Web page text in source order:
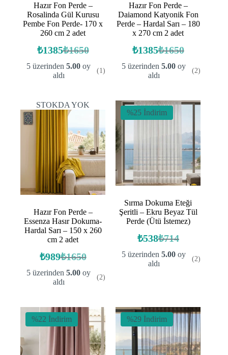
Hazır Fon Perde –
Rosalinda Gül Kurusu
Pembe Fon Perde- 170 x
260 cm 2 adet
₺1650
Orijinal
fiyat:
₺1650.
₺1385Şu
andaki
fiyat:
5 üzerinden5.00 oy
aldı
(1)
Hazır Fon Perde –
Daiamond Katyonik Fon
Perde – Hardal Sarı – 180
x 270 cm 2 adet
₺1650
Orijinal
fiyat:
₺1650.
₺1385Şu
andaki
fiyat:
5 üzerinden5.00 oy
aldı
(2)
STOKDA YOK
Hazır Fon Perde –
Essenza Hasır Dokuma-
Hardal Sarı – 150 x 260
cm 2 adet
₺1650
Orijinal
fiyat:
₺1650.
₺989 Şu
andaki
fiyat:
5 üzerinden5.00 oy
aldı
(2)
%25 İndirim
Sırma Dokuma Eteği
Şeritli – Ekru Beyaz Tül
Perde (Ütü İstemez)
₺714
Orijinal
fiyat:
₺714.
₺538Şu
andaki
fiyat:
5 üzerinden5.00 oy
aldı
(2)
%22 İndirim %29 İndirim